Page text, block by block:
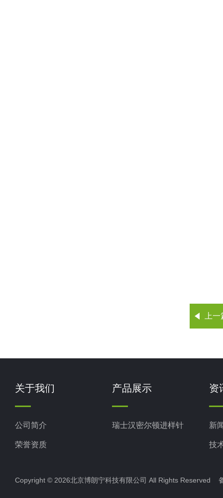
上
关于我们
公司简介
荣誉资质
产品展示
瑞士汉密尔顿进样针
资
新
技
Copyright © 2026北京博朗宁科技有限公司 All Rights Reserved